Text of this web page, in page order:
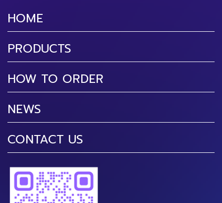
HOME
PRODUCTS
HOW TO ORDER
NEWS
CONTACT US